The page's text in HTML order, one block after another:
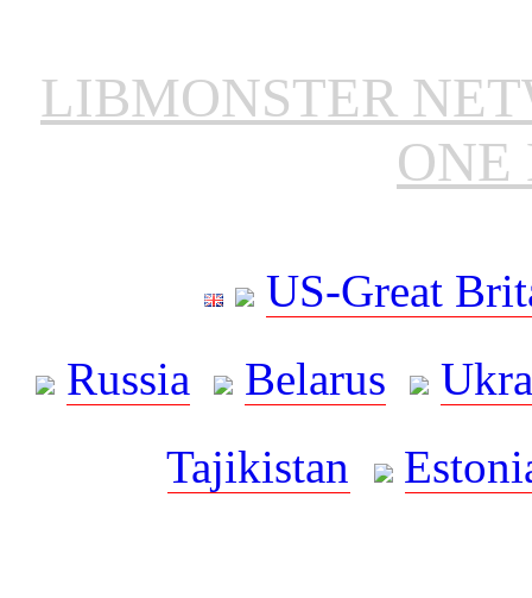
LIBMONSTER
ONE
US-Great
Russia
Belarus
Tajikistan